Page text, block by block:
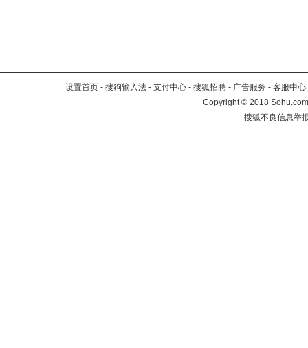
设置首页 - 搜狗输入法 - 支付中心 - 搜狐招聘 - 广告服务 - 客服中心
Copyright©2018
搜狐不良信息举